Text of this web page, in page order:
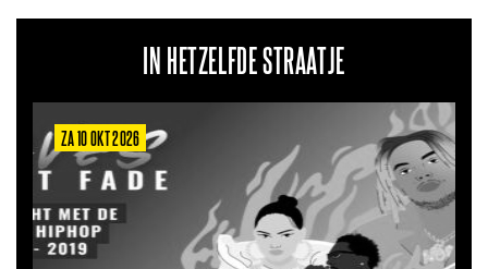
IN HETZELFDE STRAATJE
ZA 10 OKT 2026